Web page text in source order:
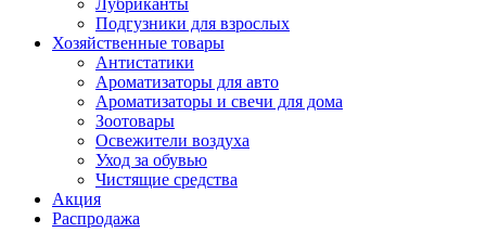
Лубриканты
Подгузники для взрослых
Хозяйственные товары
Антистатики
Ароматизаторы для авто
Ароматизаторы и свечи для дома
Зоотовары
Освежители воздуха
Уход за обувью
Чистящие средства
Акция
Распродажа